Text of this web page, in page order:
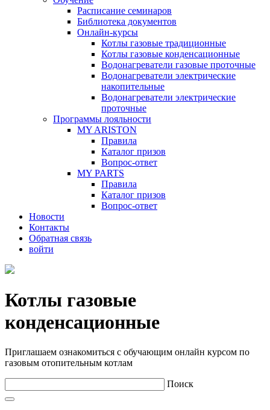
Расписание семинаров
Библиотека документов
Онлайн-курсы
Котлы газовые традиционные
Котлы газовые конденсационные
Водонагреватели газовые проточные
Водонагреватели электрические
накопительные
Водонагреватели электрические
проточные
Программы лояльности
MY ARISTON
Правила
Каталог призов
Вопрос-ответ
MY PARTS
Правила
Каталог призов
Вопрос-ответ
Новости
Контакты
Обратная связь
войти
Котлы газовые
конденсационные
Приглашаем ознакомиться с обучающим онлайн курсом по
газовым отопительным котлам
Поиск